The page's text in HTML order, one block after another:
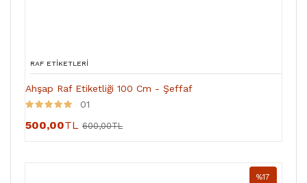
RAF ETIKETLERI
Ahşap Raf Etiketliği 100 Cm - Şeffaf
01
500,00TL 600,00TL
%17